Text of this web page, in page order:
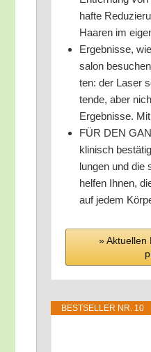
haf­te
Haa­ren im
Ergeb­nis­se,
sa­lon
ten: der Laser
ten­de, aber
Ergeb­nis­se.
FÜR DEN
kli­nisch
lun­gen und die
hel­fen Ihnen,
auf jedem
» Aktu­el­len
BEST­SEL­LER NR. 10